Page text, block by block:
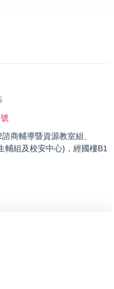
商輔導暨資源教室組、
輔組及校安中心)，經國樓B1